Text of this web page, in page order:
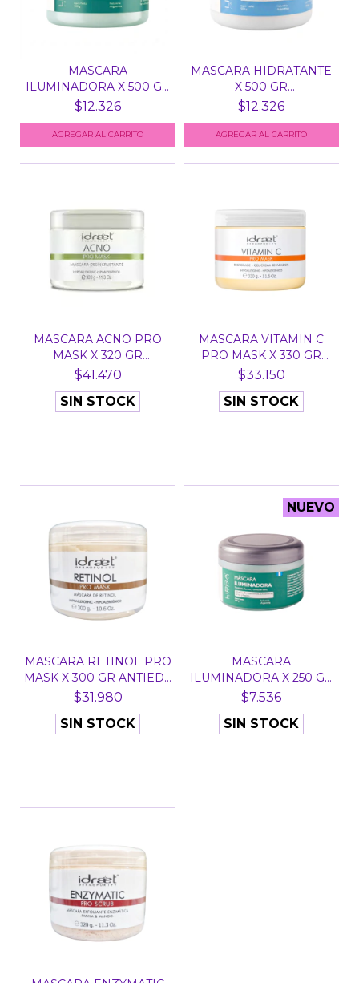
MASCARA
ILUMINADORA X 500 GR
VIT C NIACI...
$12.326
MASCARA HIDRATANTE
X 500 GR
HIALURONICO...
$12.326
MASCARA ACNO PRO
MASK X 320 GR
DESINCRUS...
$41.470
SIN STOCK
MASCARA VITAMIN C
PRO MASK X 330 GR
REPA...
$33.150
SIN STOCK
MASCARA RETINOL PRO
MASK X 300 GR ANTIED...
$31.980
SIN STOCK
NUEVO
MASCARA
ILUMINADORA X 250 GR
VIT C NIACI...
$7.536
SIN STOCK